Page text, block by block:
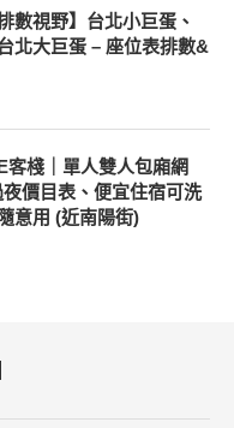
數視野】台北小巨蛋、
北大巨蛋 – 座位表排數&
客棧｜單人雙人包廂網
價目表、便宜住宿可洗
意用 (近南陽街)